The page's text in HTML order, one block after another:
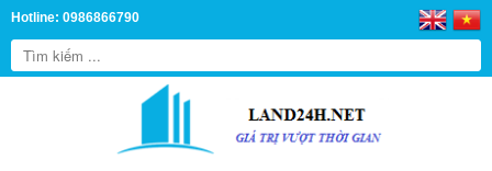
Hotline: 0986866790